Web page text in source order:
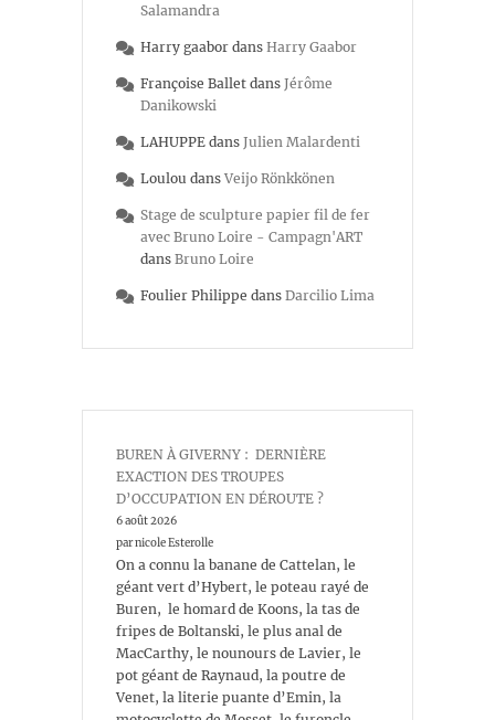
Salamandra
Harry gaabor dans Harry Gaabor
Françoise Ballet dans Jérôme
Danikowski
LAHUPPE dans Julien Malardenti
Loulou dans Veijo Rönkkönen
Stage de sculpture papier fil de fer
avec Bruno Loire - Campagn'ART
dans Bruno Loire
Foulier Philippe dans Darcilio Lima
BUREN À GIVERNY : DERNIÈRE
EXACTION DES TROUPES
D’OCCUPATION EN DÉROUTE ?
6 août 2026
par nicole Esterolle
On a connu la banane de Cattelan, le
géant vert d’Hybert, le poteau rayé de
Buren, le homard de Koons, la tas de
fripes de Boltanski, le plus anal de
MacCarthy, le nounours de Lavier, le
pot géant de Raynaud, la poutre de
Venet, la literie puante d’Emin, la